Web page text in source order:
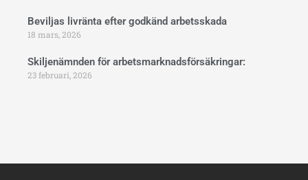
Beviljas livränta efter godkänd arbetsskada
18 mars, 2026
Skiljenämnden för arbetsmarknadsförsäkringar:
23 februari, 2026